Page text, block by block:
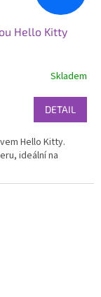
Hello Kitty
Skladem
DETAIL
Hello Kitty.
ideální na